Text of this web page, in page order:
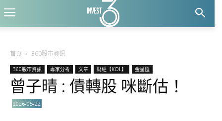
首頁 360股市資訊
360股市資訊 專家分析 文章 財經【KOL】 金星匯
曾子晴 : 債轉股 咪斷估！
2026-05-22